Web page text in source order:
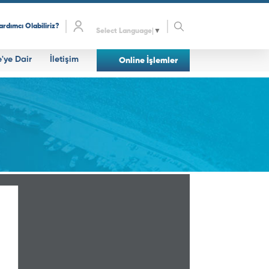
Olabiliriz?
Select Language ▼
Dair İletişim Online İşlemler